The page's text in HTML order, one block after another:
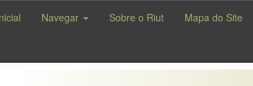
Navegar Sobre o Riut Mapa do Site